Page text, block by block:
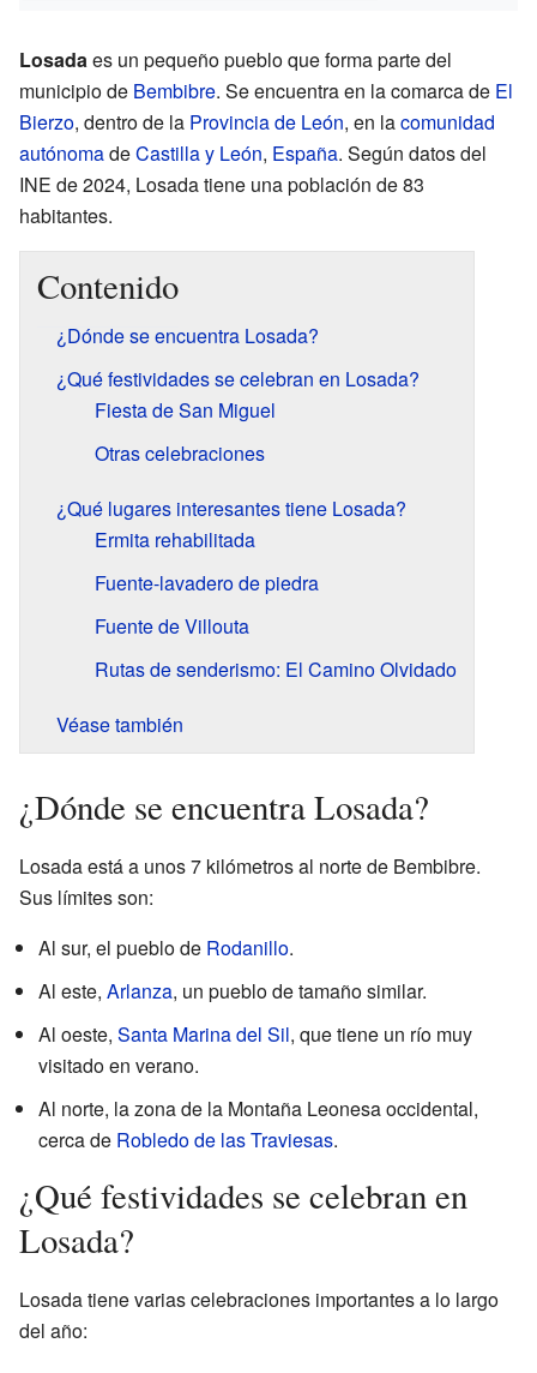
Losadaes un pequeño pueblo que forma parte del
municipio de Bembibre. Se encuentra en la comarca de El
Bierzo, dentro de la Provincia de León, en lacomunidad
autónomadeCastilla y León, España. Según datos del
INE de 2024, Losada tiene una población de 83
habitantes.
Contenido
¿Dónde se encuentra Losada?
¿Qué festividades se celebran en Losada?
Fiesta de San Miguel
Otras celebraciones
¿Qué lugares interesantes tiene Losada?
Ermita rehabilitada
Fuente-lavadero de piedra
Fuente de Villouta
Rutas de senderismo: El Camino Olvidado
Véase también
¿Dónde se encuentra Losada?
Losada está a unos 7 kilómetros al norte de Bembibre.
Sus límites son:
Al sur, el pueblo de Rodanillo.
Al este, Arlanza, un pueblo de tamaño similar.
Al oeste, Santa Marina del Sil, que tiene un río muy
visitado en verano.
Al norte, la zona de la Montaña Leonesa occidental,
cerca de Robledo de las Traviesas.
¿Qué festividades se celebran en
Losada?
Losada tiene varias celebraciones importantes a lo largo
del año: